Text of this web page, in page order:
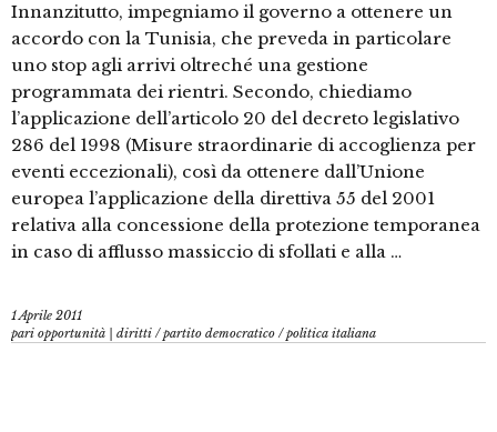
Innanzitutto, impegniamo il governo a ottenere un
accordo con la Tunisia, che preveda in particolare
uno stop agli arrivi oltreché una gestione
programmata dei rientri. Secondo, chiediamo
l’applicazione dell’articolo 20 del decreto legislativo
286 del 1998 (Misure straordinarie di accoglienza per
eventi eccezionali), così da ottenere dall’Unione
europea l’applicazione della direttiva 55 del 2001
relativa alla concessione della protezione temporanea
in caso di afflusso massiccio di sfollati e alla …
1 Aprile 2011
pari opportunità | diritti /partito democratico /politica italiana